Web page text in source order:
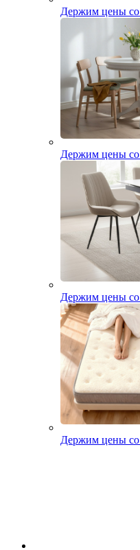
Держим цены
Держим цены со
Держим цены со
Держим цены со